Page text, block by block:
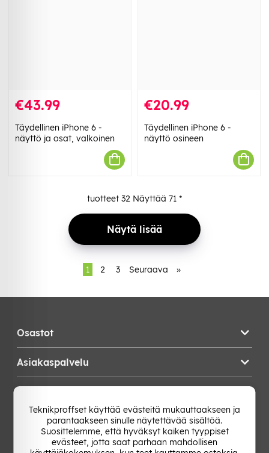
€43.99
Täydellinen iPhone 6 -
näyttö ja osat, valkoinen
€20.99
Täydellinen iPhone 6 -
näyttö osineen
tuotteet 32 Näyttää 71 *
Näytä lisää
1 2 3 Seuraava »
Osastot
Asiakaspalvelu
Vaihda Maa
Teknikproffset käyttää evästeitä mukauttaakseen ja
parantaakseen sinulle näytettävää sisältöä.
Suosittelemme, että hyväksyt kaiken tyyppiset
evästeet, jotta saat parhaan mahdollisen